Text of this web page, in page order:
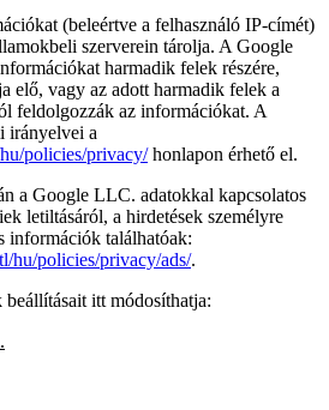
(beleértve a felhasználó IP-címét)
szerverein tárolja. A Google
harmadik felek részére,
elő, vagy az adott harmadik felek a
feldolgozzák az információkat. A
irányelvei a
policies/privacy/honlapon érhető el.
a Google LLC. adatokkal kapcsolatos
letiltásáról, a hirdetések személyre
információk találhatóak:
hu/policies/privacy/ads/.
itt módosíthatja:
.